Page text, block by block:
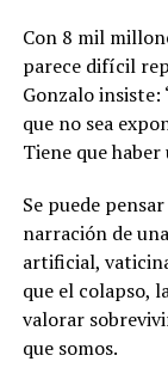
Con 8 mil
parece difícil
Gonzalo insiste:
que no sea
Tiene que
Se puede
narración de
artificial,
que el colapso,
valorar
que somos.